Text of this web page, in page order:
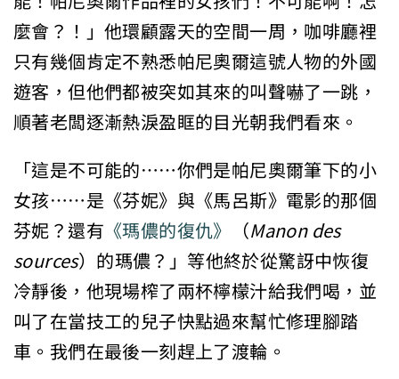
麼會？！」他環顧露天的空間一周，咖啡廳裡
只有幾個肯定不熟悉帕尼奧爾這號人物的外國
遊客，但他們都被突如其來的叫聲嚇了一跳，
順著老闆逐漸熱淚盈眶的目光朝我們看來。
「這是不可能的……你們是帕尼奧爾筆下的小
女孩……是《芬妮》與《馬呂斯》電影的那個
芬妮？還有《瑪儂的復仇》 （Manon des
sources）的瑪儂？」等他終於從驚訝中恢復
冷靜後，他現場榨了兩杯檸檬汁給我們喝，並
叫了在當技工的兒子快點過來幫忙修理腳踏
車。我們在最後一刻趕上了渡輪。